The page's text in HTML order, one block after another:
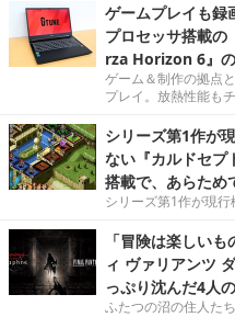
ゲームプレイも
プロセッサ搭載の
rza Horizon 6』
ゲーム＆制作の拠点
プレイ。放熱性能も
シリーズ第1作が
ない『カルドセプ
搭載で、あらため
シリーズ第1作が現行
「冒険は楽しい
ィ ヴァリアンツ
っぷり沈んだ4人
ふたつの沼の住人た